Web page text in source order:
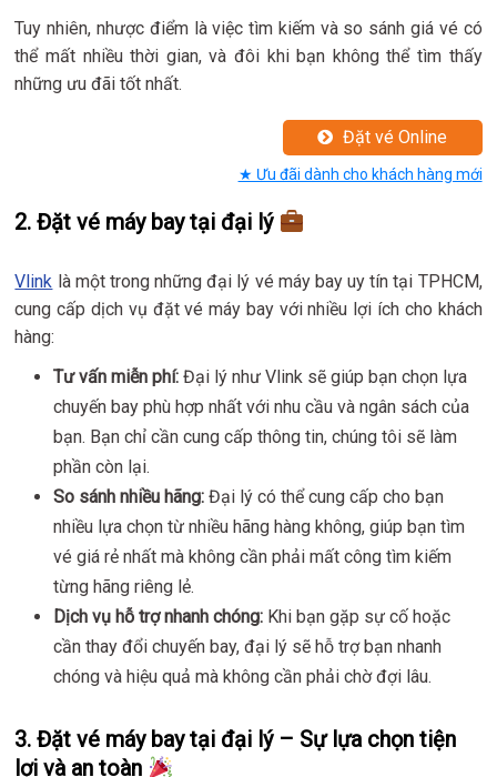
Tuy nhiên, nhược điểm là việc tìm kiếm và so sánh giá vé có
thể mất nhiều thời gian, và đôi khi bạn không thể tìm thấy
những ưu đãi tốt nhất.
Đặt vé Online
★ Ưu đãi dành cho khách hàng mới
2.Đặt vé máy bay tại đại lý
Vlink là một trong những đại lý vé máy bay uy tín tại TPHCM,
cung cấp dịch vụ đặt vé máy bay với nhiều lợi ích cho khách
hàng:
Tư vấn miễn phí: Đại lý như Vlink sẽ giúp bạn chọn lựa
chuyến bay phù hợp nhất với nhu cầu và ngân sách của
bạn. Bạn chỉ cần cung cấp thông tin, chúng tôi sẽ làm
phần còn lại.
So sánh nhiều hãng: Đại lý có thể cung cấp cho bạn
nhiều lựa chọn từ nhiều hãng hàng không, giúp bạn tìm
vé giá rẻ nhất mà không cần phải mất công tìm kiếm
từng hãng riêng lẻ.
Dịch vụ hỗ trợ nhanh chóng: Khi bạn gặp sự cố hoặc
cần thay đổi chuyến bay, đại lý sẽ hỗ trợ bạn nhanh
chóng và hiệu quả mà không cần phải chờ đợi lâu.
3.Đặt vé máy bay tại đại lý – Sự lựa chọn tiện
lợi và an toàn